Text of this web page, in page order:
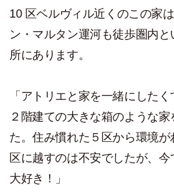
10 区ベルヴィル近くのこの家
ン・マルタン運河も徒歩圏内
所にあります。
「アトリエと家を一緒にした
２階建ての大きな箱のような家
た。住み慣れた５区から環境が
区に越すのは不安でしたが、
大好き！」